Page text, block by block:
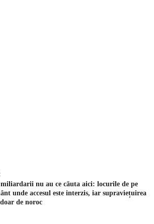
nu au ce căuta aici: locurile de pe
unde accesul este interzis, iar supraviețuirea
de noroc